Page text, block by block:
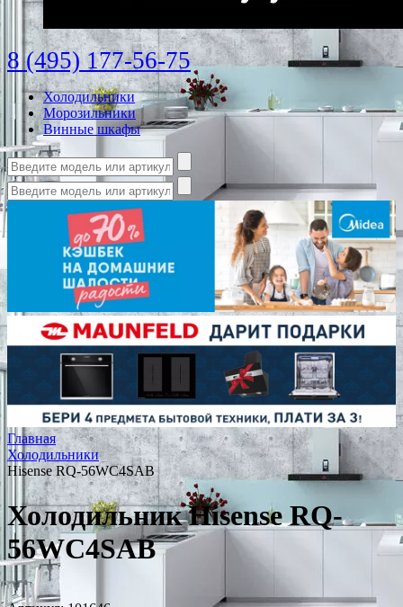
8 (495) 177-56-75
Холодильники
Морозильники
Винные шкафы
Главная
Холодильники
Hisense RQ-56WC4SAB
Холодильник Hisense RQ-
56WC4SAB